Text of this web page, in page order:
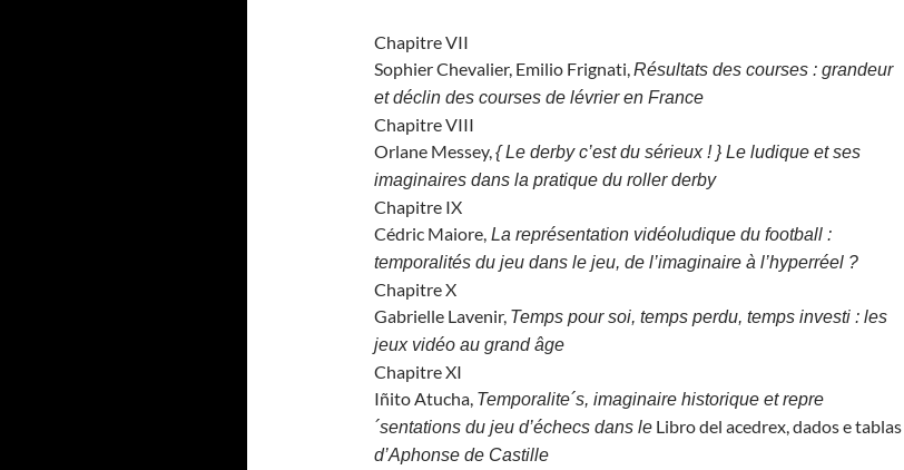
Chapitre VII
Sophier Chevalier, Emilio Frignati,Résultats des courses : grandeur
et déclin des courses de lévrier en France
Chapitre VIII
Orlane Messey,{ Le derby c’est du sérieux ! } Le ludique et ses
imaginaires dans la pratique du roller derby
Chapitre IX
Cédric Maiore, La représentation vidéoludique du football :
temporalités du jeu dans le jeu, de l’imaginaire à l’hyperréel ?
Chapitre X
Gabrielle Lavenir, Temps pour soi, temps perdu, temps investi : les
jeux vidéo au grand âge
Chapitre XI
Iñito Atucha, Temporalite´s, imaginaire historique et repre
´sentations du jeu d’échecs dans le Libro del acedrex, dados e tablas
d’Aphonse de Castille